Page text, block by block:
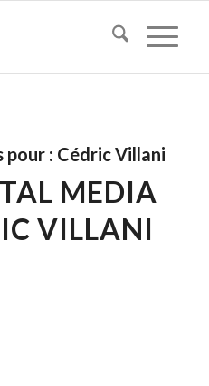
pour : Cédric Villani
MEDIA
VILLANI